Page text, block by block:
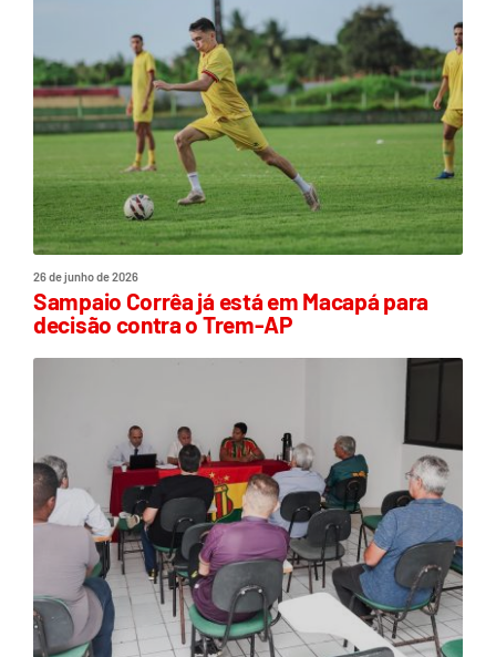
26 de junho de 2026
Sampaio Corrêa já está em Macapá para
decisão contra o Trem-AP